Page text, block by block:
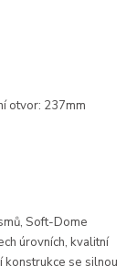
otvor: 237mm
Soft-Dome
úrovních, kvalitní
se silnou